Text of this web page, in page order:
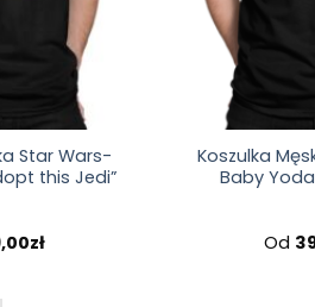
Star Wars-
this Jedi”
zł
Koszulka
Baby
Od